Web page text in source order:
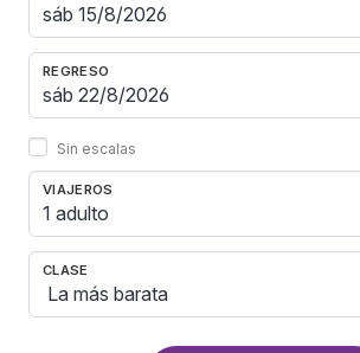
REGRESO
Sin escalas
VIAJEROS
1 adulto
CLASE